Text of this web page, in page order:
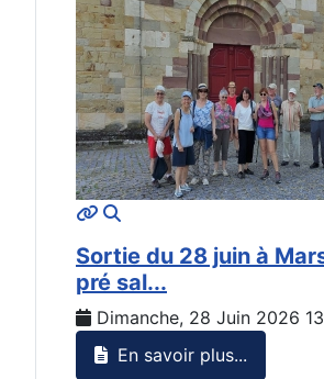
Sortie du 28 juin à
pré sal...
Dimanche, 28 Juin 2026
En savoir plus...